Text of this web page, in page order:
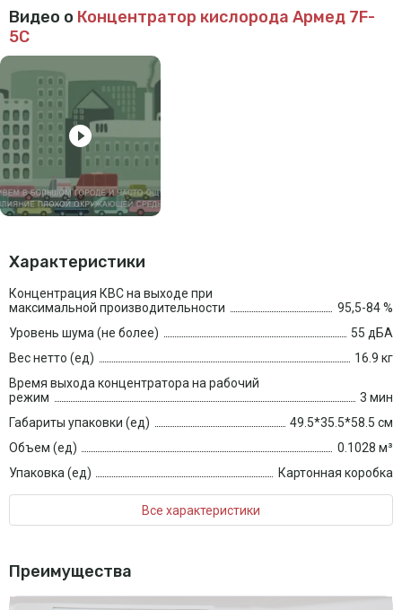
Видео о Концентратор кислорода Армед 7F-
5C
Характеристики
Концентрация КВС на выходе при
максимальной производительности
95,5-84 %
Уровень шума (не более)
55 дБА
Вес нетто (ед)
16.9 кг
Время выхода концентратора на рабочий
режим
3 мин
Габариты упаковки (ед)
49.5*35.5*58.5 см
Объем (ед)
0.1028 м³
Упаковка (ед)
Картонная коробка
Все характеристики
Преимущества